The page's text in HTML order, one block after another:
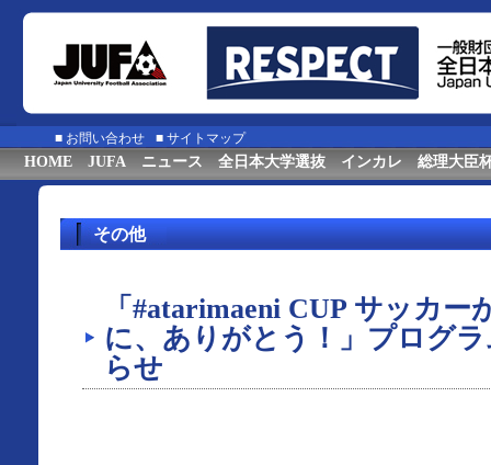
■ お問い合わせ ■ サイトマップ
HOME JUFA ニュース 全日本大学選抜 インカレ 総理大臣
その他
「#atarimaeni CUP サッカ
に、ありがとう！」プログ
らせ